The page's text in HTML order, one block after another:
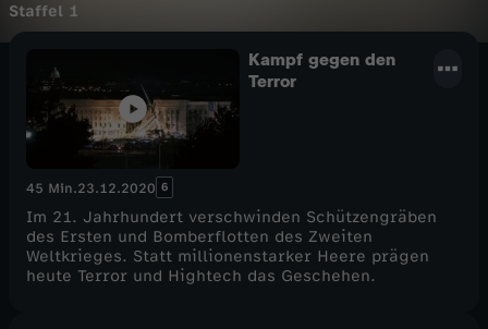
Staffel 1
Kampf gegen den
Terror
45 Min.23.12.2020 6
Im 21. Jahrhundert verschwinden Schützengräben
des Ersten und Bomberflotten des Zweiten
Weltkrieges. Statt millionenstarker Heere prägen
heute Terror und Hightech das Geschehen.